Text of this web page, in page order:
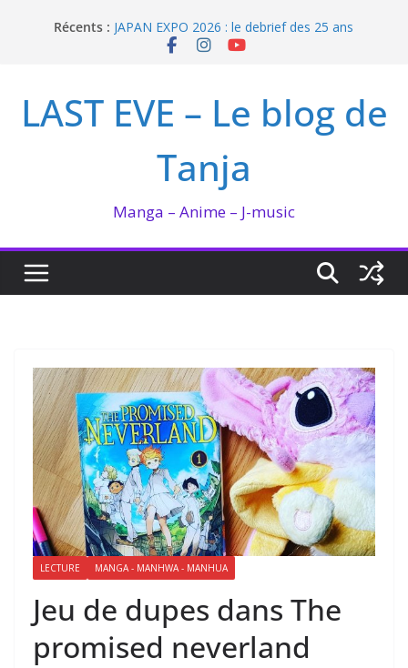
Récents : JAPAN EXPO 2026 : le debrief des 25 ans
Bilan lecture et visionnage de juillet 2026
Enomoto n’est pas un ange
LAST EVE – Le blog de
Tanja
Manga – Anime – J-music
LECTURE MANGA - MANHWA - MANHUA
Jeu de dupes dans The
promised neverland